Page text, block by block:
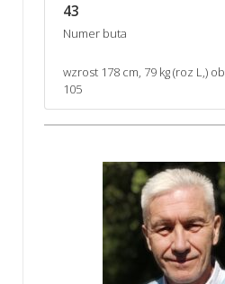
43
Numer buta
wzrost 178 cm, 79 kg (roz L,)
105